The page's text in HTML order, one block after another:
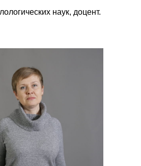
наук, доцент.